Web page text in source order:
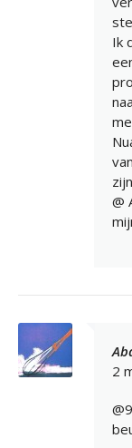
Ik
@
2